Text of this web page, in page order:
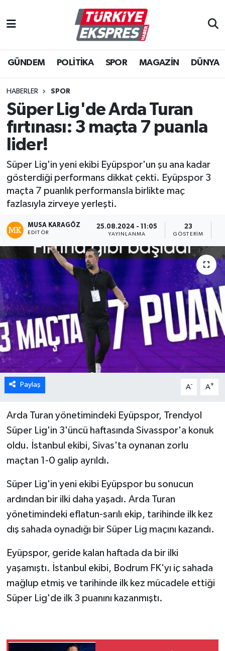
GÜNDEM POLİTİKA SPOR MAGAZİN DÜNYA
HABERLER SPOR
Süper Lig'de Arda Turan
fırtınası: 3 maçta 7 puanla
lider!
Süper Lig'in yeni ekibi Eyüpspor'un şu ana kadar
gösterdiği performans dikkat çekti. Eyüpspor 3
maçta 7 puanlık performansla birlikte maç
fazlasıyla zirveye yerleşti.
MUSA KARAGÖZ
EDITÖR
25.08.2024 - 11:05
YAYINLANMA
23
GÖSTERIM
Paylaş A- A+
Arda Turan yönetimindeki Eyüpspor, Trendyol
Süper Lig'in 3'üncü haftasında Sivasspor'a konuk
oldu. İstanbul ekibi, Sivas'ta oynanan zorlu
maçtan 1-0 galip ayrıldı.
Süper Lig'in yeni ekibi Eyüpspor bu sonucun
ardından bir ilki daha yaşadı. Arda Turan
yönetimindeki eflatun-sarılı ekip, tarihinde ilk kez
dış sahada oynadığı bir Süper Lig maçını kazandı.
Eyüpspor, geride kalan haftada da bir ilki
yaşamıştı. İstanbul ekibi, Bodrum FK'yı iç sahada
mağlup etmiş ve tarihinde ilk kez mücadele ettiği
Süper Lig'de ilk 3 puanını kazanmıştı.
İstanbul Nöbetçi Eczaneler
İstanbul Hava Durumu
İstanbul Namaz Vakitleri
İstanbul Trafik Yoğunluk Haritası
Süper Lig Puan Durumu ve Fikstür
Tüm Manşetler
Son Dakika Haberleri